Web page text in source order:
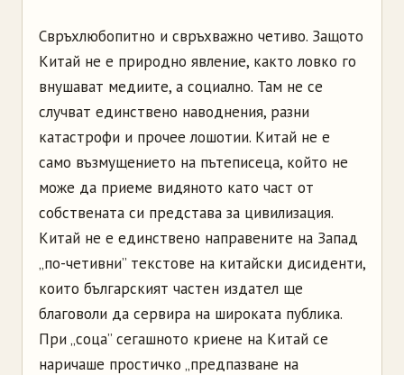
Свръхлюбопитно и свръхважно четиво. Защото
Китай не е природно явление, както ловко го
внушават медиите, а социално. Там не се
случват единствено наводнения, разни
катастрофи и прочее лошотии. Китай не е
само възмущението на пътеписеца, който не
може да приеме видяното като част от
собствената си представа за цивилизация.
Китай не е единствено направените на Запад
„по-четивни” текстове на китайски дисиденти,
които българският частен издател ще
благоволи да сервира на широката публика.
При „соца” сегашното криене на Китай се
наричаше простичко „предпазване на